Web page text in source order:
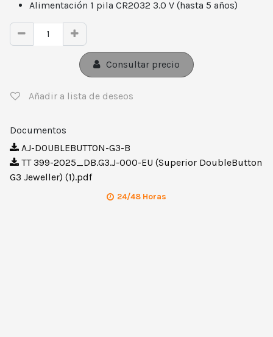
Alimentación 1 pila CR2032 3.0 V (hasta 5 años)
Consultar precio
Añadir a lista de deseos
Documentos
AJ-DOUBLEBUTTON-G3-B
TT 399-2025_DB.G3.J-000-EU (Superior DoubleButton
G3 Jeweller) (1).pdf
24/48 Horas